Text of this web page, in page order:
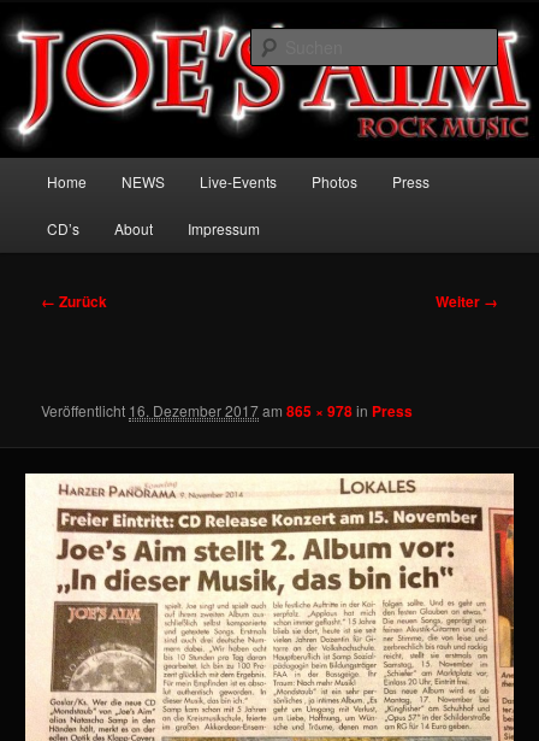
Zum
Inhalt
wechseln
Joe's Aim
Welcome to the Rock
Home NEWS Live-Events Photos Press
CD’s About Impressum
Bilder-
← Zurück Weiter →
Veröffentlicht 16. Dezember 2017am865 × 978in Press